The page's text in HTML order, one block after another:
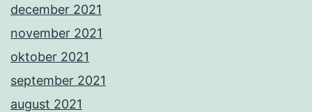
december 2021
november 2021
oktober 2021
september 2021
august 2021